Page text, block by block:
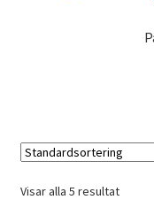
Visar alla 5 resultat